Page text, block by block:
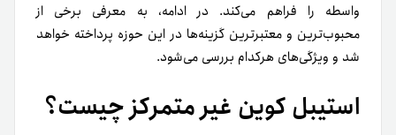
واسطه‌ را‌ فراهم‌ می‌کند. در‌ ادامه، به‌ معرفی‌ برخی‌ از‌
محبوب‌ترین‌ و‌ معتبرترین‌ گزینه‌ها‌ در‌ این‌ حوزه‌ پرداخته‌ خواهد‌
شد و‌ ویژگی‌های‌ هر‌کدام‌ بررسی‌ می‌شود.
استیبل کوین غیر متمرکز چیست؟